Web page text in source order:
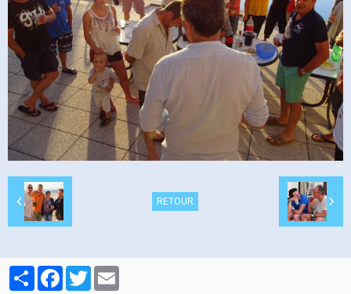
Contacts
RETOUR
PartagerFacebook
Twitter